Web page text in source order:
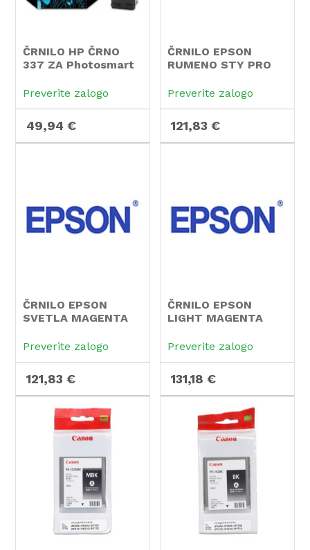
ČRNILO HP ČRNO
337 ZA Photosmart
Preverite zalogo
49,94 €
ČRNILO EPSON
RUMENO STY PRO
Preverite zalogo
121,83 €
ČRNILO EPSON
SVETLA MAGENTA
Preverite zalogo
121,83 €
ČRNILO EPSON
LIGHT MAGENTA
(220 ml)
Preverite zalogo
131,18 €